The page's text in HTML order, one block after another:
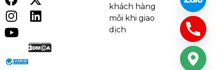
Đèn thả hiện đại THD32 với chất liệu thuỷ tinh cao
khách hàng
mỗi khi giao
dịch